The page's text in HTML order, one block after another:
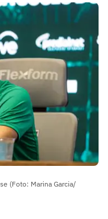
(Foto: Marina Garcia/